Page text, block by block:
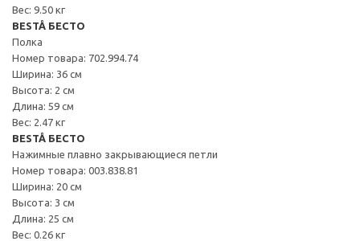
Вес: 9.50 кг
BESTÅ БЕСТО
Полка
Номер товара: 702.994.74
Ширина: 36 см
Высота: 2 см
Длина: 59 см
Вес: 2.47 кг
BESTÅ БЕСТО
Нажимные плавно закрывающиеся петли
Номер товара: 003.838.81
Ширина: 20 см
Высота: 3 см
Длина: 25 см
Вес: 0.26 кг